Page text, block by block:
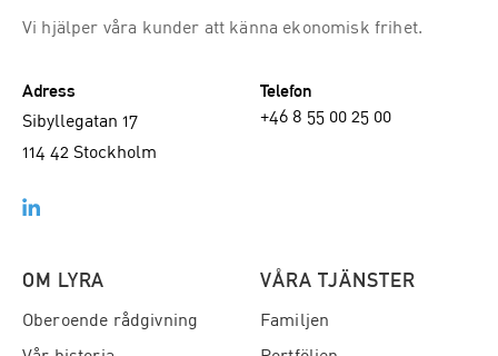
Vi hjälper våra kunder att känna ekonomisk frihet.
Adress
Sibyllegatan 17
114 42 Stockholm
Telefon
+46 8 55 00 25 00
OM LYRA
Oberoende rådgivning
VÅRA TJÄNSTER
Familjen